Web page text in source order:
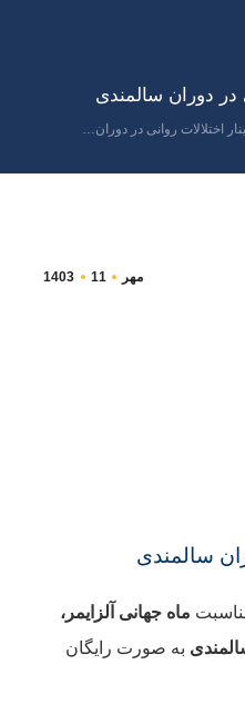
در دوران سالمندی
اختلالات روانی در دوران…
مهر 11
1403
سالمندی
ماه جهانی آلزایمر،
به صورت رایگان